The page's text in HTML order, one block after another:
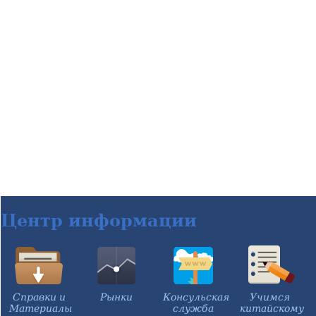
Центр информации
Справки и
Материалы
Рынки
Консульская
служба
Учимся
китайскому